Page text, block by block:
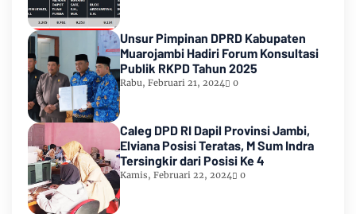
Unsur Pimpinan DPRD Kabupaten
Muarojambi Hadiri Forum Konsultasi
Publik RKPD Tahun 2025
Rabu, Februari 21, 2024 0
Caleg DPD RI Dapil Provinsi Jambi,
Elviana Posisi Teratas, M Sum Indra
Tersingkir dari Posisi Ke 4
Kamis, Februari 22, 2024 0